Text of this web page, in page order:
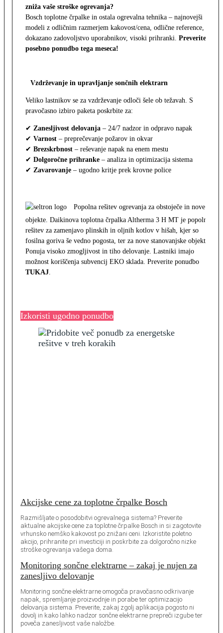
zniža vaše stroške ogrevanja?
Bosch toplotne črpalke in ostala ogrevalna tehnika – najnovejši
modeli z odličnim razmerjem kakovost/cena, odlične reference,
dokazano zadovoljstvo uporabnikov, visoki prihranki. Preverite
posebno ponudbo tega meseca!
Vzdrževanje in upravljanje sončnih elektrarn
Veliko lastnikov se za vzdrževanje odloči šele ob težavah. S
pravočasno izbiro paketa poskrbite za:
✔ Zanesljivost delovanja – 24/7 nadzor in odpravo napak
✔ Varnost – preprečevanje požarov in okvar
✔ Brezskrbnost – reševanje napak na enem mestu
✔ Dolgoročne prihranke – analiza in optimizacija sistema
✔ Zavarovanje – ugodno kritje prek krovne police
Popolna rešitev ogrevanja za obstoječe in nove
objekte. Daikinova toplotna črpalka Altherma 3 H MT je popolna
rešitev za zamenjavo plinskih in oljnih kotlov v hišah, kjer so
fosilna goriva še vedno pogosta, ter za nove stanovanjske objekte.
Ponuja visoko zmogljivost in tiho delovanje. Lastniki imajo
možnost koriščenja subvencij EKO sklada. Preverite ponudbo
TUKAJ
Izkoristi ugodno ponudbo
Akcijske cene za toplotne črpalke Bosch
Razmišljate o posodobitvi ogrevalnega sistema? Preverite
aktualne akcijske cene za toplotne črpalke Bosch in si zagotovite
vrhunsko nemško kakovost po znižani ceni. Izkoristite poletno
akcijo, prihranite pri investiciji in poskrbite za dolgoročno nizke
stroške ogrevanja vašega doma.
Monitoring sončne elektrarne – zakaj je nujen za
zanesljivo delovanje
Monitoring sončne elektrarne omogoča pravočasno odkrivanje
napak, spremljanje proizvodnje in porabe ter optimizacijo
delovanja sistema. Preverite, zakaj zgolj aplikacija pogosto ni
dovolj in kako lahko nadzor sončne elektrarne prepreči izgube ter
poveča zanesljivost vaše naložbe.